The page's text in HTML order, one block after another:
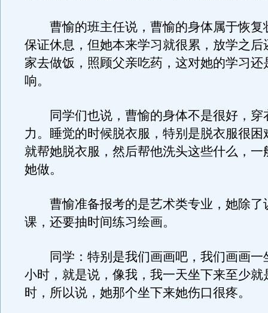
曹愉的班主任说，曹愉的身体属于恢复
保证休息，但她本来学习就很累，放学之后
家去做饭，照顾父亲吃药，这对她的学习还
响。
同学们也说，曹愉的身体不是很好，穿
力。睡觉的时候脱衣服，特别是脱衣服很困
就帮她脱衣服，然后帮他洗头这些什么，一
她做。
曹愉准备报考的是艺术类专业，她除了
课，还要抽时间练习绘画。
同学：特别是我们画画吧，我们画画一
小时，就是说，像我，我一天坐下来至少就
时，所以说，她那个坐下来她伤口很疼。